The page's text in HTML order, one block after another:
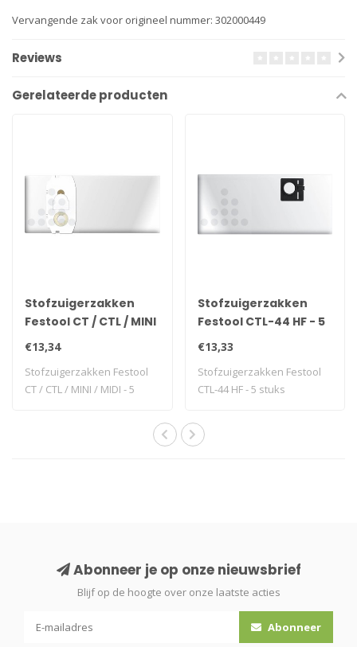
Vervangende zak voor origineel nummer: 302000449
Reviews
Gerelateerde producten
Stofzuigerzakken
Festool CT / CTL / MINI
/ MIDI - 5 stuks
€13,34
Stofzuigerzakken Festool
CT / CTL / MINI / MIDI - 5
Stofzuigerzakken
Festool CTL-44 HF - 5
stuks
€13,33
Stofzuigerzakken Festool
CTL-44 HF - 5 stuks
Abonneer je op onze nieuwsbrief
Blijf op de hoogte over onze laatste acties
Abonneer